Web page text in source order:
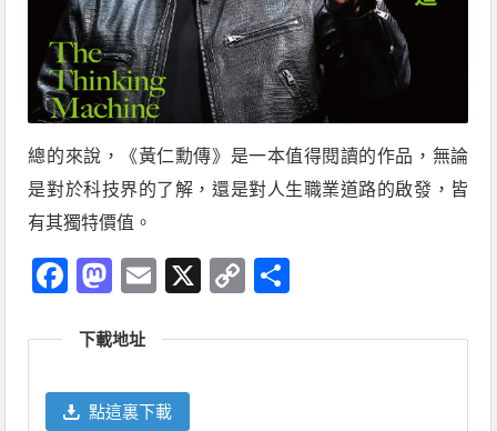
總的來說，《黃仁勳傳》是一本值得閱讀的作品，無論
是對於科技界的了解，還是對人生職業道路的啟發，皆
有其獨特價值。
Facebook
Mastodon
Email
X
Copy
下載地址
點這裏下載